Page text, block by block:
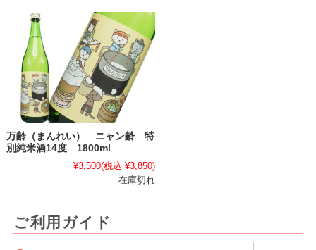
万齢（まんれい） ニャン齢 特
別純米酒14度 1800ml
¥3,500(税込 ¥3,850)
在庫切れ
ご利用ガイド